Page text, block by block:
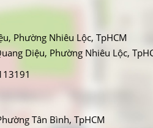
Phường Nhiêu Lộc, TpHCM
Diệu, Phường Nhiêu Lộc,
Tân Bình, TpHCM